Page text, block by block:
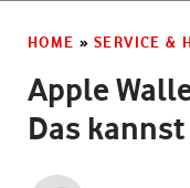
HOME » SERVICE &
Apple
Das